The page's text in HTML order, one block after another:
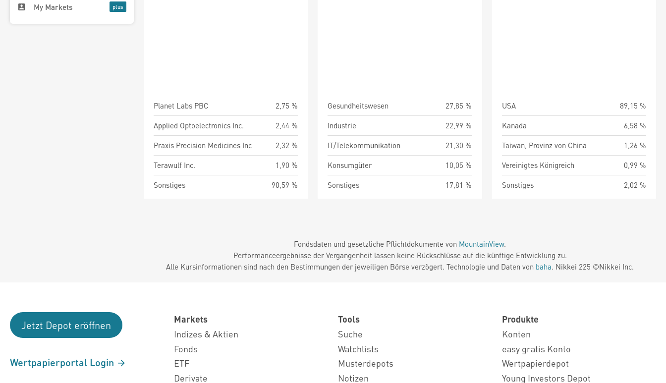
My Markets
Planet Labs PBC
2,75 %
Applied Optoelectronics Inc.
2,44 %
Praxis Precision Medicines Inc
2,32 %
Terawulf Inc.
1,90 %
Sonstiges
90,59 %
Gesundheitswesen
27,85 %
Industrie
22,99 %
IT/Telekommunikation
21,30 %
Konsumgüter
10,05 %
Sonstiges
17,81 %
USA
89,15 %
Kanada
6,58 %
Taiwan, Provinz von China
1,26 %
Vereinigtes Königreich
0,99 %
Sonstiges
2,02 %
Fondsdaten und gesetzliche Pflichtdokumente von MountainView.
Performanceergebnisse der Vergangenheit lassen keine Rückschlüsse auf die künftige Entwicklung zu.
Alle Kursinformationen sind nach den Bestimmungen der jeweiligen Börse verzögert. Technologie und Daten von baha. Nikkei 225 ©Nikkei Inc.
Jetzt Depot eröffnen
Wertpapierportal Login
Markets
Indizes & Aktien
Fonds
ETF
Derivate
Tools
Suche
Watchlists
Musterdepots
Notizen
Produkte
Konten
easy gratis Konto
Wertpapierdepot
Young Investors Depot